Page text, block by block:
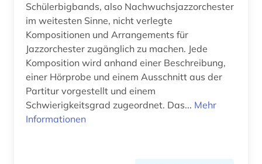
sprache (1)
sprachpflege (1)
sprachwissenschaft (1)
stilrichtung (1)
szenenbild (1)
Schülerbigbands, also Nachwuchsjazzorchester
im weitesten Sinne, nicht verlegte
Kompositionen und Arrangements für
Jazzorchester zugänglich zu machen. Jede
Komposition wird anhand einer Beschreibung,
einer Hörprobe und einem Ausschnitt aus der
Partitur vorgestellt und einem
Schwierigkeitsgrad zugeordnet. Das... Mehr
Informationen